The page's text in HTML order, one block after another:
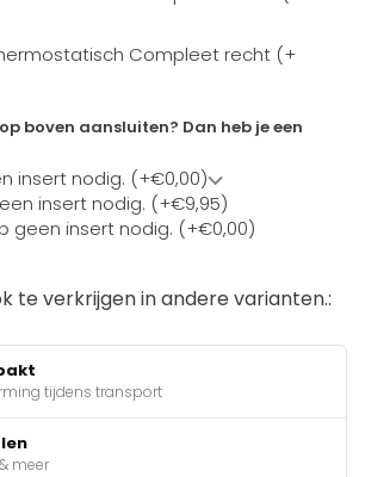
Compleet recht (+
boven aansluiten? Dan heb je een
insert nodig. (+€0,00)
insert nodig. (+€9,95)
geen insert nodig. (+€0,00)
te verkrijgen in andere varianten.:
tijdens transport
meer